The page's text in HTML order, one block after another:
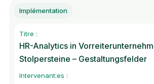
Implémentation
Titre :
HR-Analytics in
Stolpersteine – Gestaltungsfelder
Intervenant:es :